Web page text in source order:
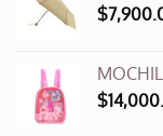
$
$